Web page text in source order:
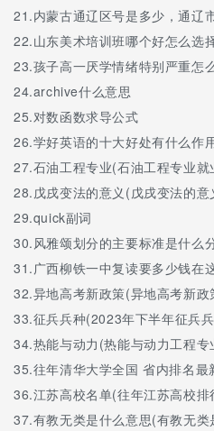
21.内蒙古通辽区号是多少，通辽
22.山东美术培训班哪个好怎么选
23.孩子高一厌学情绪特别严重怎
24.archive什么意思
25.对数函数求导公式
26.学好英语的十大好处有什么作
27.石油工程专业(石油工程专业
28.戊戌变法的意义(戊戌变法的
29.quick副词
30. 风雅颂划分的主要标准是什么
31.广西柳铁一中复读要多少钱在
32.异地高考新政策(异地高考新
33.征兵兵种(2023年下半年征兵
34.热能与动力(热能与动力工程专
35.往年清华大学全国 省内排名最
36.江苏高校名单(往年江苏高校排
37.有教无类是什么意思(有教无类是